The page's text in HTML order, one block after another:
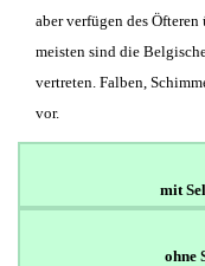
aber verfügen des
meisten sind die
vertreten. Falben,
vor.
mit
ohne